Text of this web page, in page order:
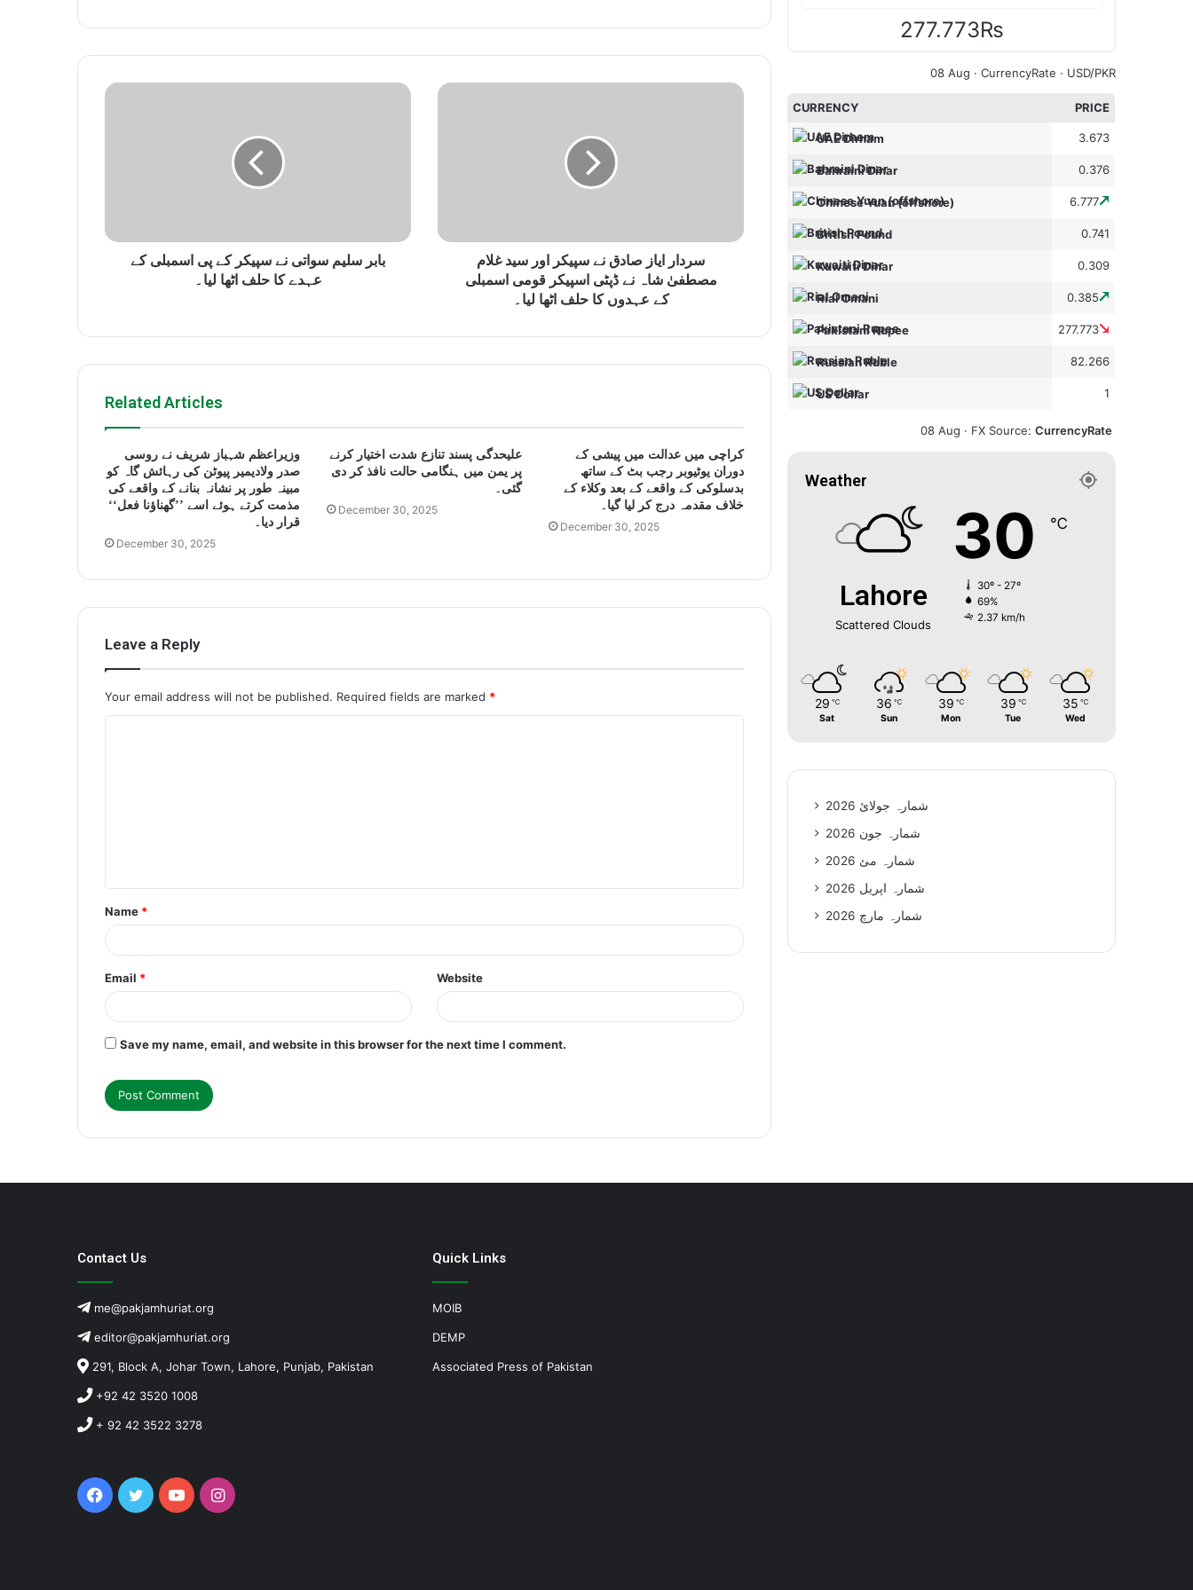
i
بابر سلیم سواتی نے سپیکر کے پی اسمبلی کے
عہدے کا حلف اٹھا لیا۔
سردار ایاز صادق نے سپیکر اور سید غلام
مصطفیٰ شاہ نے ڈپٹی اسپیکر قومی اسمبلی
کے عہدوں کا حلف اٹھا لیا۔
Related Articles
وزیراعظم شہباز شریف نے روسی
صدر ولادیمیر پیوٹن کی رہائش گاہ کو
مبینہ طور پر نشانہ بنانے کے واقعے کی
مذمت کرتے ہوئے اسے ’’گھناؤنا فعل‘‘
قرار دیا۔
December 30, 2025
علیحدگی پسند تنازع شدت اختیار کرنے
پر یمن میں ہنگامی حالت نافذ کر دی
گئی۔
December 30, 2025
کراچی میں عدالت میں پیشی کے
دوران یوٹیوبر رجب بٹ کے ساتھ
بدسلوکی کے واقعے کے بعد وکلاء کے
خلاف مقدمہ درج کر لیا گیا۔
December 30, 2025
Leave a Reply
Your email address will not be published. Required fields are marked *
t
*
Name *
Email * Website
Save my name, email, and website in this browser for the next time I comment.
277.773₨
08 Aug · CurrencyRate · USD/PKR
CURRENCY PRICE
UAE Dirham 3.673
Bahraini Dinar 0.376
Chinese Yuan (offshore) 6.777
British Pound 0.741
Kuwaiti Dinar 0.309
Rial Omani 0.385
Pakistani Rupee 277.773
Russian Ruble 82.266
US Dollar 1
08 Aug · FX Source: CurrencyRate
Weather
Lahore
Scattered Clouds
30 ℃
30º - 27º
69%
2.37 km/h
29 ℃
Sat
36 ℃
Sun
39 ℃
Mon
39 ℃
Tue
35 ℃
Wed
شمارہ جولائ 2026
شمارہ جون 2026
شمارہ مئ 2026
شمارہ اپریل 2026
شمارہ مارچ 2026
Contact Us
me@pakjamhuriat.org
editor@pakjamhuriat.org
291, Block A, Johar Town, Lahore, Punjab, Pakistan
+92 42 3520 1008
+ 92 42 3522 3278
Facebook
TwitterYouTubeInstagram
Quick Links
MOIB
DEMP
Associated Press of Pakistan